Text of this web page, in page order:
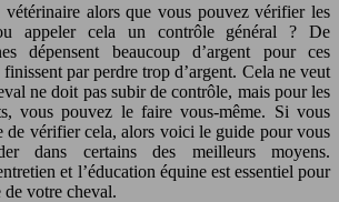
vétérinaire alors que vous pouvez vérifier les
appeler cela un contrôle général ? De
dépensent beaucoup d’argent pour ces
par perdre trop d’argent. Cela ne veut
ne doit pas subir de contrôle, mais pour les
vous pouvez le faire vous-même. Si vous
de vérifier cela, alors voici le guide pour vous
dans certains des meilleurs moyens.
et l’éducation équine est essentiel pour
de votre cheval.